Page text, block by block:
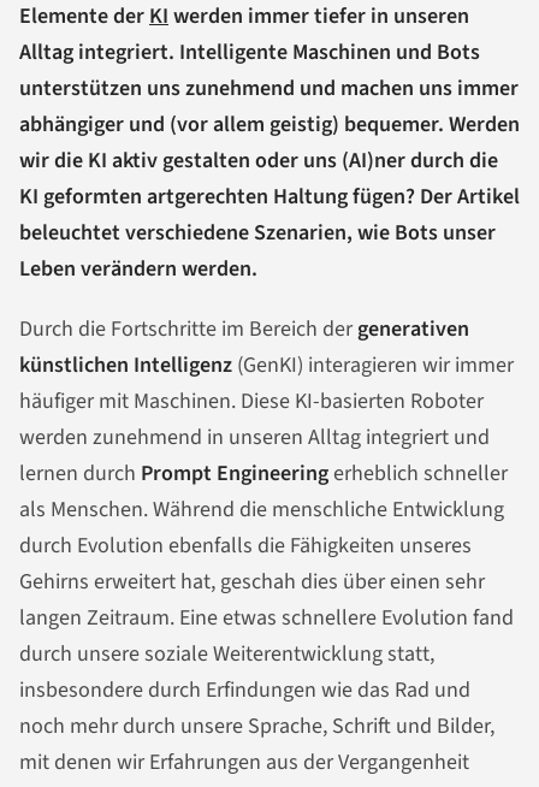
Elemente derKIwerden immer tiefer in unseren
Alltag integriert. Intelligente Maschinen und Bots
unterstützen uns zunehmend und machen uns immer
abhängiger und (vor allem geistig) bequemer. Werden
wir die KI aktiv gestalten oder uns (AI)ner durch die
KI geformten artgerechten Haltung fügen? Der Artikel
beleuchtet verschiedene Szenarien, wie Bots unser
Leben verändern werden.
Durch die Fortschritte im Bereich dergenerativen
künstlichen Intelligenz (GenKI) interagieren wir immer
häufiger mit Maschinen. Diese KI-basierten Roboter
werden zunehmend in unseren Alltag integriert und
lernen durch Prompt Engineeringerheblich schneller
als Menschen. Während die menschliche Entwicklung
durch Evolution ebenfalls die Fähigkeiten unseres
Gehirns erweitert hat, geschah dies über einen sehr
langen Zeitraum. Eine etwas schnellere Evolution fand
durch unsere soziale Weiterentwicklung statt,
insbesondere durch Erfindungen wie das Rad und
noch mehr durch unsere Sprache, Schrift und Bilder,
mit denen wir Erfahrungen aus der Vergangenheit